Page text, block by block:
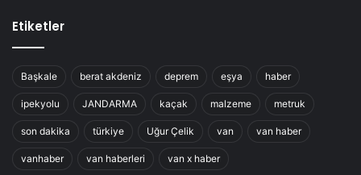
Etiketler
Başkale berat akdeniz deprem eşya haber
ipekyolu JANDARMA kaçak malzeme metruk
son dakika türkiye Uğur Çelik van van haber
vanhaber van haberleri van x haber